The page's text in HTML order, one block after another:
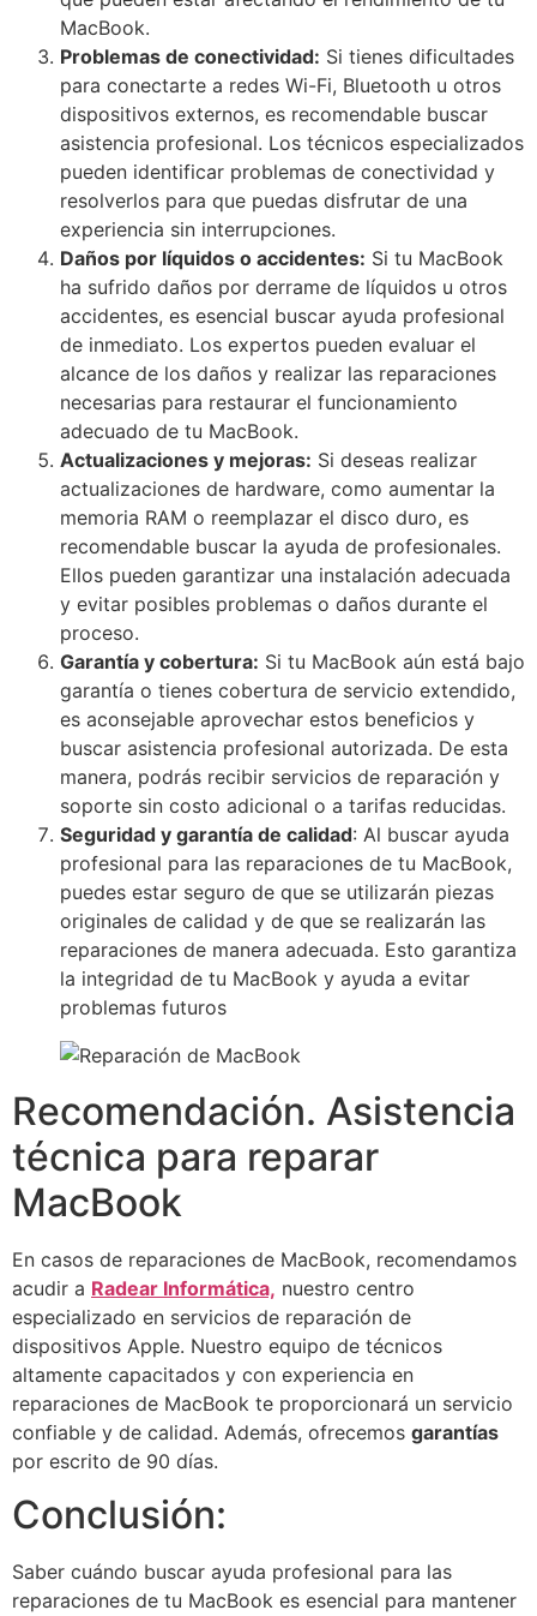
MacBook.
Problemas de conectividad: Si tienes dificultades
para conectarte a redes Wi-Fi, Bluetooth u otros
dispositivos externos, es recomendable buscar
asistencia profesional. Los técnicos especializados
pueden identificar problemas de conectividad y
resolverlos para que puedas disfrutar de una
experiencia sin interrupciones.
Daños por líquidos o accidentes: Si tu MacBook
ha sufrido daños por derrame de líquidos u otros
accidentes, es esencial buscar ayuda profesional
de inmediato. Los expertos pueden evaluar el
alcance de los daños y realizar las reparaciones
necesarias para restaurar el funcionamiento
adecuado de tu MacBook.
Actualizaciones y mejoras: Si deseas realizar
actualizaciones de hardware, como aumentar la
memoria RAM o reemplazar el disco duro, es
recomendable buscar la ayuda de profesionales.
Ellos pueden garantizar una instalación adecuada
y evitar posibles problemas o daños durante el
proceso.
Garantía y cobertura: Si tu MacBook aún está bajo
garantía o tienes cobertura de servicio extendido,
es aconsejable aprovechar estos beneficios y
buscar asistencia profesional autorizada. De esta
manera, podrás recibir servicios de reparación y
soporte sin costo adicional o a tarifas reducidas.
Seguridad y garantía de calidad: Al buscar ayuda
profesional para las reparaciones de tu MacBook,
puedes estar seguro de que se utilizarán piezas
originales de calidad y de que se realizarán las
reparaciones de manera adecuada. Esto garantiza
la integridad de tu MacBook y ayuda a evitar
problemas futuros
Recomendación. Asistencia
técnica para reparar
MacBook
En casos de reparaciones de MacBook, recomendamos
acudir a Radear Informática, nuestro centro
especializado en servicios de reparación de
dispositivos Apple. Nuestro equipo de técnicos
altamente capacitados y con experiencia en
reparaciones de MacBook te proporcionará un servicio
confiable y de calidad. Además, ofrecemos garantías
por escrito de 90 días.
Conclusión:
Saber cuándo buscar ayuda profesional para las
reparaciones de tu MacBook es esencial para mantener